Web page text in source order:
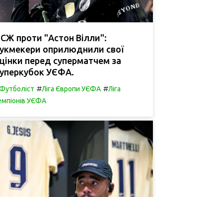
проти "Астон Вілли":
оприлюднили свої
перед суперматчем за
УЄФА.
#Ліга Європи УЄФА #Ліга
УЄФА